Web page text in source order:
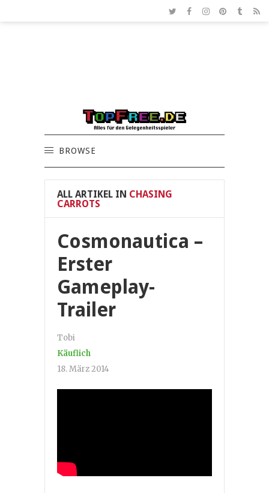
BROWSE
ALL ARTIKEL IN CHASING
CARROTS
Cosmonautica –
Erster
Gameplay-
Trailer
Tobi
Käuflich
18. März 2014